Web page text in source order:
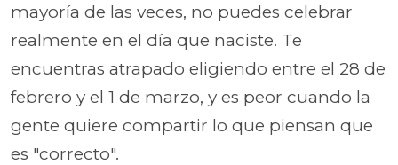
mayoría de las veces, no puedes celebrar
realmente en el día que naciste. Te
encuentras atrapado eligiendo entre el 28 de
febrero y el 1 de marzo, y es peor cuando la
gente quiere compartir lo que piensan que
es "correcto".